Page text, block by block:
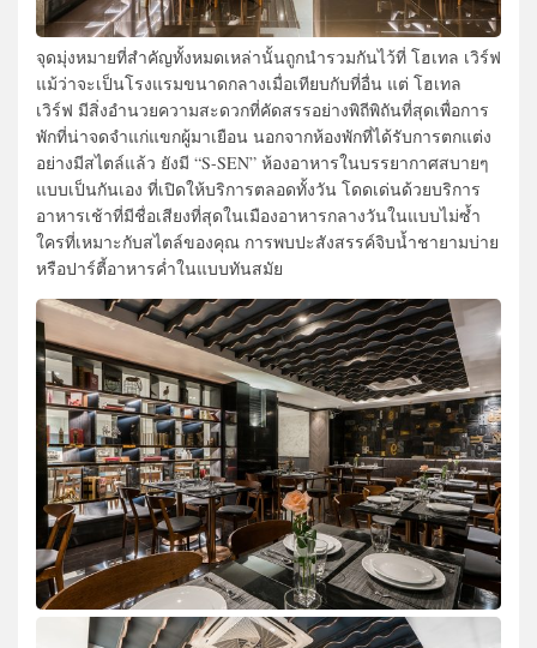
จุดมุ่งหมายที่สำคัญทั้งหมดเหล่านั้นถูกนำรวมกันไว้ที่ โฮเทล เวิร์ฟ
แม้ว่าจะเป็นโรงแรมขนาดกลางเมื่อเทียบกับที่อื่น แต่ โฮเทล
เวิร์ฟ มีสิ่งอำนวยความสะดวกที่คัดสรรอย่างพิถีพิถันที่สุดเพื่อการ
พักที่น่าจดจำแก่แขกผู้มาเยือน นอกจากห้องพักที่ได้รับการตกแต่ง
อย่างมีสไตล์แล้ว ยังมี “S-SEN” ห้องอาหารในบรรยากาศสบายๆ
แบบเป็นกันเอง ที่เปิดให้บริการตลอดทั้งวัน โดดเด่นด้วยบริการ
อาหารเช้าที่มีชื่อเสียงที่สุดในเมืองอาหารกลางวันในแบบไม่ซ้ำ
ใครที่เหมาะกับสไตล์ของคุณ การพบปะสังสรรค์จิบน้ำชายามบ่าย
หรือปาร์ตี้อาหารค่ำในแบบทันสมัย